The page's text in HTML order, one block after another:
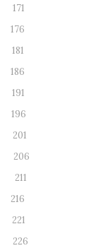
171
176
181
186
191
196
201
206
211
216
221
226